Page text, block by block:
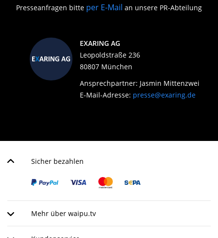
Presseanfragen bitte per E-Mail an unsere PR-Abteilung
EXARING AG
Leopoldstraße 236
80807 München
Ansprechpartner: Jasmin Mittenzwei
E-Mail-Adresse: presse@exaring.de
Sicher bezahlen
Mehr über waipu.tv